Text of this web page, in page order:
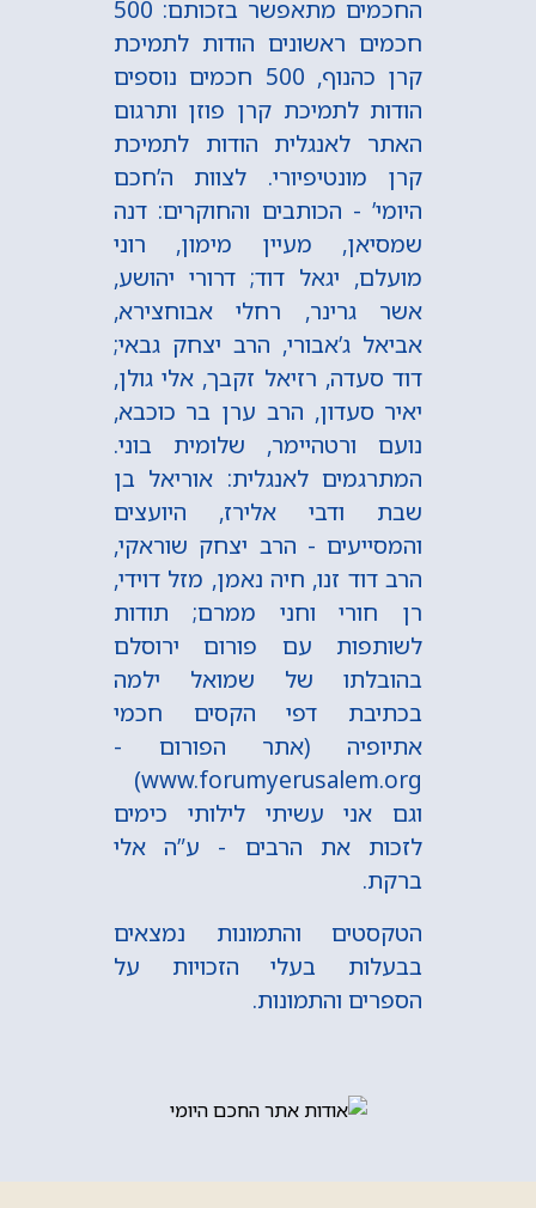
החכמים מתאפשר בזכותם: 500
חכמים ראשונים הודות לתמיכת
קרן כהנוף, 500 חכמים נוספים
הודות לתמיכת קרן פוזן ותרגום
האתר לאנגלית הודות לתמיכת
קרן מונטיפיורי. לצוות ה’חכם
היומי’ - הכותבים והחוקרים: דנה
שמסיאן, מעיין מימון, רוני
מועלם, יגאל דוד; דרורי יהושע,
אשר גרינר, רחלי אבוחצירא,
אביאל ג’אבורי, הרב יצחק גבאי;
דוד סעדה, רזיאל זקבך, אלי גולן,
יאיר סעדון, הרב ערן בר כוכבא,
נועם ורטהיימר, שלומית בוני.
המתרגמים לאנגלית: אוריאל בן
שבת ודבי אלירז, היועצים
והמסייעים - הרב יצחק שוראקי,
הרב דוד זנו, חיה נאמן, מזל דוידי,
רן חורי וחני ממרם; תודות
לשותפות עם פורום ירוסלם
בהובלתו של שמואל ילמה
בכתיבת דפי הקסים חכמי
אתיופיה (אתר הפורום -
www.forumyerusalem.org)
וגם אני עשיתי לילותי כימים
לזכות את הרבים - ע”ה אלי
ברקת.
הטקסטים והתמונות נמצאים
בבעלות בעלי הזכויות על
הספרים והתמונות.